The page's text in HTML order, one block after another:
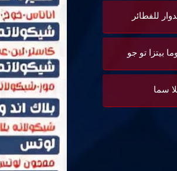
للفطائر
بيتزا تو جو
سما